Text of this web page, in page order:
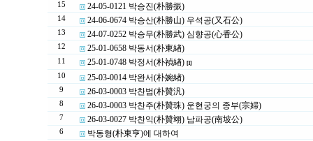
15 24-05-0121 박승진(朴勝振)
14 24-06-0674 박승산(朴勝山) 우석공(又石公)
13 24-07-0252 박승무(朴勝武) 심향공(心香公)
12 25-01-0658 박동서(朴東緖)
11 25-01-0748 박정서(朴禎緖) [1]
10 25-03-0014 박완서(朴婉緖)
9 26-03-0003 박찬범(朴贊汎)
8 26-03-0003 박찬주(朴贊珠) 운현궁의 종부(宗婦)
7 26-03-0027 박찬익(朴贊翊) 남파공(南坡公)
6 박동형(朴東亨)에 대하여